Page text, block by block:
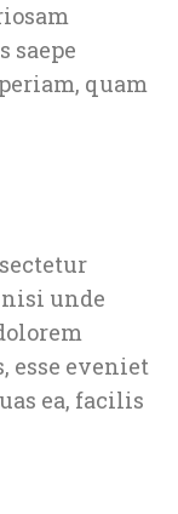
saepe
quam
unde
esse eveniet
ea, facilis